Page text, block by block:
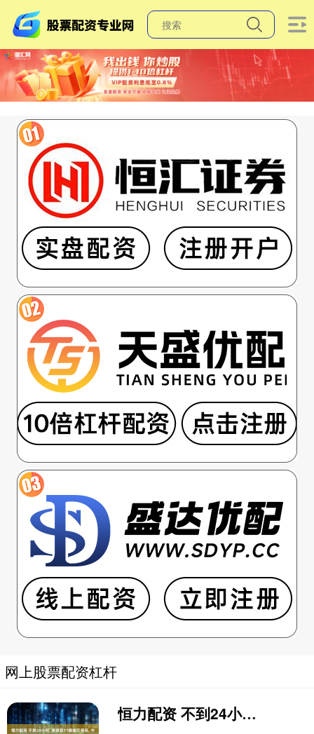
网上股票配资杠杆
恒力配资 不到24小时, 菲律宾11艘船又侵闯, 中方下令反击, 更狠的还在后面